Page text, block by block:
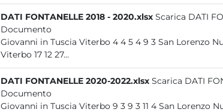
DATI FONTANELLE 2018 - 2020.xlsx Scarica DATI
Documento
Giovanni in Tuscia Viterbo 4
Viterbo 17 12 27...
DATI FONTANELLE 2020-2022.xlsx Scarica DATI
Documento
Giovanni in Tuscia Viterbo 9 3